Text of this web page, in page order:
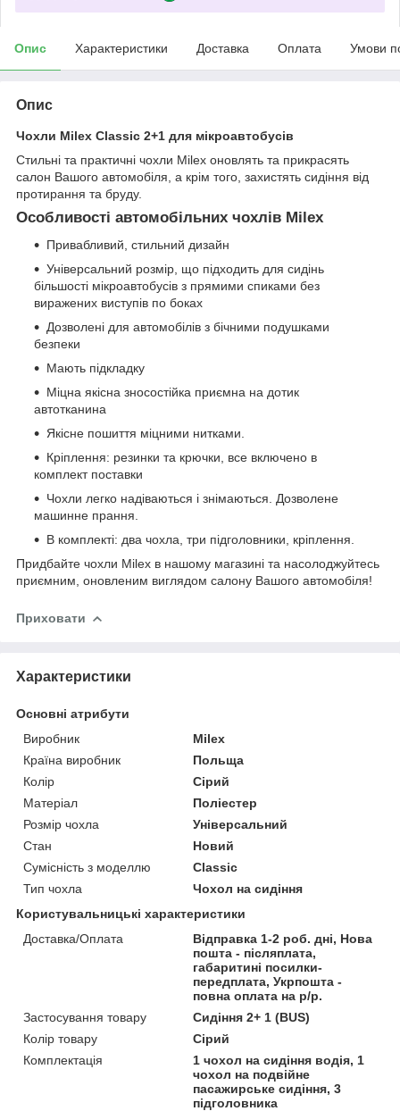
Опис Характеристики Доставка Оплата Умови
Опис
Чохли Milex Classic 2+1 для мікроавтобусів
Стильні та практичні чохли Milex оновлять та прикрасять
салон Вашого автомобіля, а крім того, захистять сидіння від
протирання та бруду.
Особливості автомобільних чохлів Milex
Привабливий, стильний дизайн
Універсальний розмір, що підходить для сидінь
більшості мікроавтобусів з прямими спиками без
виражених виступів по боках
Дозволені для автомобілів з бічними подушками
безпеки
Мають підкладку
Міцна якісна зносостійка приємна на дотик
автотканина
Якісне пошиття міцними нитками.
Кріплення: резинки та крючки, все включено в
комплект поставки
Чохли легко надіваються і знімаються. Дозволене
машинне прання.
В комплекті: два чохла, три підголовники, кріплення.
Придбайте чохли Milex в нашому магазині та насолоджуйтесь
приємним, оновленим виглядом салону Вашого автомобіля!
Приховати
Характеристики
Основні атрибути
Виробник
Milex
Країна виробник
Польща
Колір
Сірий
Матеріал
Поліестер
Розмір чохла
Універсальний
Стан
Новий
Сумісність з моделлю
Classic
Тип чохла
Чохол на сидіння
Користувальницькі характеристики
Доставка/Оплата
Відправка 1-2 роб. дні, Нова
пошта - післяплата,
габаритині посилки-
передплата, Укрпошта -
повна оплата на р/р.
Застосування товару
Сидіння 2+ 1 (BUS)
Колір товару
Сірий
Комплектація
1 чохол на сидіння водія, 1
чохол на подвійне
пасажирське сидіння, 3
підголовника